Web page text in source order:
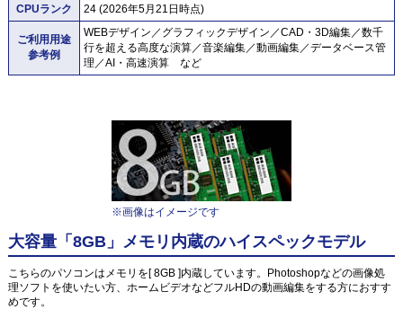
CPUランク 24 (2026年5月21日時点)
ご利用用途
参考例
WEBデザイン／グラフィックデザイン／CAD・3D編集／数千
行を超える高度な演算／音楽編集／動画編集／データベース管
理／AI・高速演算 など
※画像はイメージです
大容量「8GB」メモリ内蔵のハイスペックモデル
こちらのパソコンはメモリを[ 8GB ]内蔵しています。Photoshopなどの画像処
理ソフトを使いたい方、ホームビデオなどフルHDの動画編集をする方におすす
めです。